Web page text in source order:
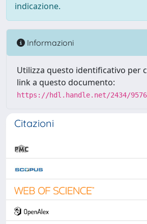
indicazione.
Informazioni
Utilizza questo identificativo per
link a questo documento:
https://hdl.handle.net/2434/
Citazioni